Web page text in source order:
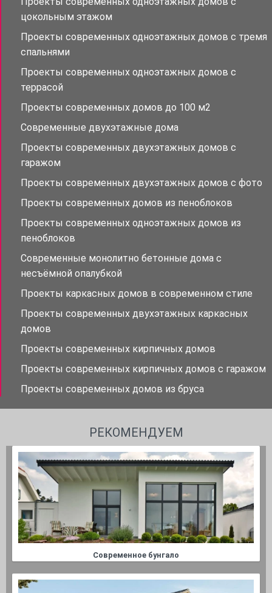
цокольным этажом
Проекты современных одноэтажных домов с тремя
спальнями
Проекты современных одноэтажных домов с
террасой
Проекты современных домов до 100 м2
Современные двухэтажные дома
Проекты современных двухэтажных домов с
гаражом
Проекты современных двухэтажных домов с фото
Проекты современных домов из пеноблоков
Проекты современных одноэтажных домов из
пеноблоков
Современные монолитно бетонные дома с
несъёмной опалубкой
Проекты каркасных домов в современном стиле
Проекты современных двухэтажных каркасных
домов
Проекты современных кирпичных домов
Проекты современных кирпичных домов с гаражом
Проекты современных домов из бруса
РЕКОМЕНДУЕМ
Современное бунгало